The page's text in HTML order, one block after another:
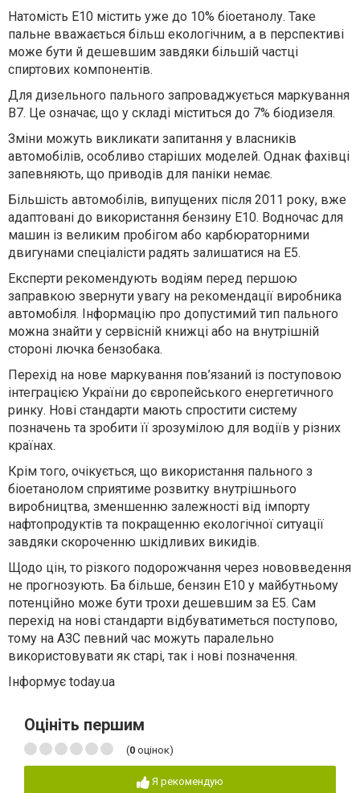
Натомість E10 містить уже до 10% біоетанолу. Таке
пальне вважається більш екологічним, а в перспективі
може бути й дешевшим завдяки більшій частці
спиртових компонентів.
Для дизельного пального запроваджується маркування
B7. Це означає, що у складі міститься до 7% біодизеля.
Зміни можуть викликати запитання у власників
автомобілів, особливо старіших моделей. Однак фахівці
запевняють, що приводів для паніки немає.
Більшість автомобілів, випущених після 2011 року, вже
адаптовані до використання бензину E10. Водночас для
машин із великим пробігом або карбюраторними
двигунами спеціалісти радять залишатися на E5.
Експерти рекомендують водіям перед першою
заправкою звернути увагу на рекомендації виробника
автомобіля. Інформацію про допустимий тип пального
можна знайти у сервісній книжці або на внутрішній
стороні лючка бензобака.
Перехід на нове маркування пов’язаний із поступовою
інтеграцією України до європейського енергетичного
ринку. Нові стандарти мають спростити систему
позначень та зробити її зрозумілою для водіїв у різних
країнах.
Крім того, очікується, що використання пального з
біоетанолом сприятиме розвитку внутрішнього
виробництва, зменшенню залежності від імпорту
нафтопродуктів та покращенню екологічної ситуації
завдяки скороченню шкідливих викидів.
Щодо цін, то різкого подорожчання через нововведення
не прогнозують. Ба більше, бензин E10 у майбутньому
потенційно може бути трохи дешевшим за E5. Сам
перехід на нові стандарти відбуватиметься поступово,
тому на АЗС певний час можуть паралельно
використовувати як старі, так і нові позначення.
Інформує today.ua
Оцініть першим
(0 оцінок)
Я рекомендую